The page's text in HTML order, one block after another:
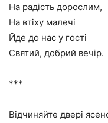
На радість дорослим,
На втіху малечі
Йде до нас у гості
Святий, добрий вечір.
***
Відчиняйте двері